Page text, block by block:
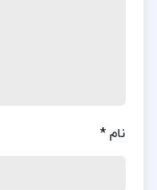
قیمت و خرید کتاب
نام *